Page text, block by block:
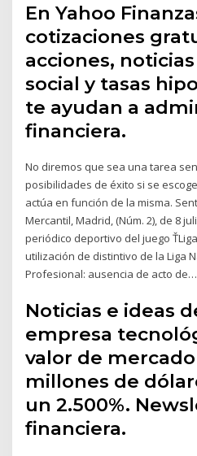
En Yahoo
cotizaciones
acciones,
social y tasas
te ayudan a
financiera.
No diremos que sea una tarea
posibilidades de éxito si se
actúa en función de la misma.
Mercantil, Madrid, (Núm. 2), de 8
periódico deportivo del juego
utilización de distintivo de la Liga
Profesional: ausencia de acto de…
Noticias e ideas
empresa
valor de
millones de
un 2.500%.
financiera.